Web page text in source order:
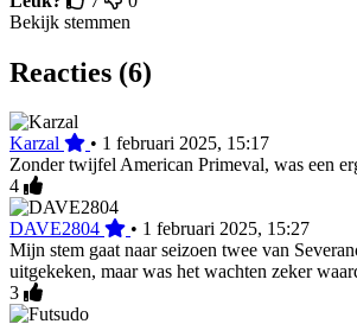
Bekijk stemmen
Reacties (6)
Karzal • 1 februari 2025, 15:17
Zonder twijfel American Primeval, was een
4
DAVE2804 • 1 februari 2025, 15:27
Mijn stem gaat naar seizoen twee van
uitgekeken, maar was het wachten zeker
3